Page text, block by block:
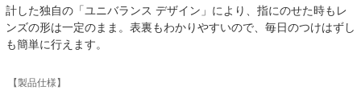
計した独自の「ユニバランス デザイン」により、指にのせた時もレ
ンズの形は一定のまま。表裏もわかりやすいので、毎日のつけはずし
も簡単に行えます。
【製品仕様】